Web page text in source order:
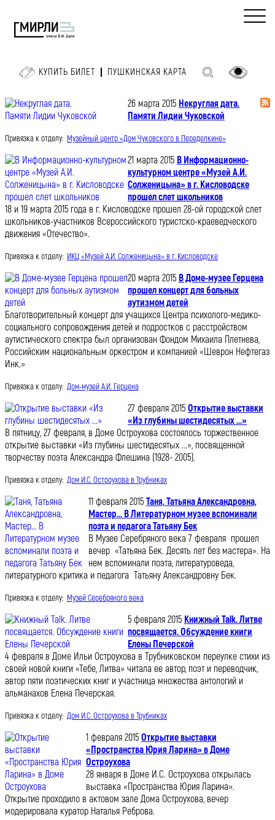
КУПИТЬ БИЛЕТ ПУШКИНСКАЯ КАРТА
26 марта 2015 Некруглая дата.
Памяти Лидии Чуковской
Привязка к отделу: Музейный центр «Дом Чуковского в Переделкине»
21 марта 2015 В Информационно-
культурном центре «Музей А.И.
Солженицына» в г. Кисловодске
прошел слет школьников
18 и 19 марта 2015 года в г. Кисловодске прошел 28-ой городской слет
школьников-участников Всероссийского туристско-краеведческого
движения «Отечество».
Привязка к отделу: ИКЦ «Музей А.И. Солженицына» в г. Кисловодске
20 марта 2015 В Доме-музее Герцена
прошел концерт для больных
аутизмом детей
Благотворительный концерт для учащихся Центра психолого-медико-
социального сопровождения детей и подростков с расстройством
аутистического спектра был организован Фондом Михаила Плетнева,
Российским национальным оркестром и компанией «Шеврон Нефтегаз
Инк.»
Привязка к отделу: Дом-музей А.И. Герцена
27 февраля 2015 Открытие выставки
«Из глубины шестидесятых ...»
В пятницу, 27 февраля, в Доме Остроухова состоялось торжественное
открытие выставки «Из глубины шестидесятых ...», посвященной
творчеству поэта Александра Флешина (1928- 2005).
Привязка к отделу: Дом И.С. Остроухова в Трубниках
11 февраля 2015 Таня, Татьяна Александровна,
Мастер… В Литературном музее вспоминали
поэта и педагога Татьяну Бек
В Музее Серебряного века 7 февраля прошел
вечер «Татьяна Бек. Десять лет без мастера». На
нем вспоминали поэта, литературоведа,
литературного критика и педагога Татьяну Александровну Бек.
Привязка к отделу: Музей Серебряного века
5 февраля 2015 Книжный Talk. Литве
посвящается. Обсуждение книги
Елены Печерской
4 февраля в Доме Ильи Остроухова в Трубниковском переулке стихи из
своей новой книги «Тебе, Литва» читала ее автор, поэт и переводчик,
автор пяти поэтических книг и участница множества антологий и
альманахов Елена Печерская.
Привязка к отделу: Дом И.С. Остроухова в Трубниках
1 февраля 2015 Открытие выставки
«Пространства Юрия Ларина» в Доме
Остроухова
28 января в Доме И.С. Остроухова открылась
выставка «Пространства Юрия Ларина».
Открытие проходило в актовом зале Дома Остроухова, вечер
модерировала куратор Наталья Реброва.